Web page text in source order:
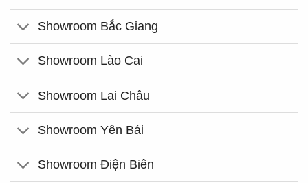
Showroom Bắc Giang
Showroom Lào Cai
Showroom Lai Châu
Showroom Yên Bái
Showroom Điện Biên